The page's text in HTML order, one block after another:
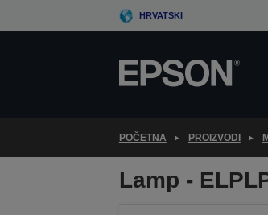
to
HRVATSKI
POČETNA PROIZVODI
Lamp -